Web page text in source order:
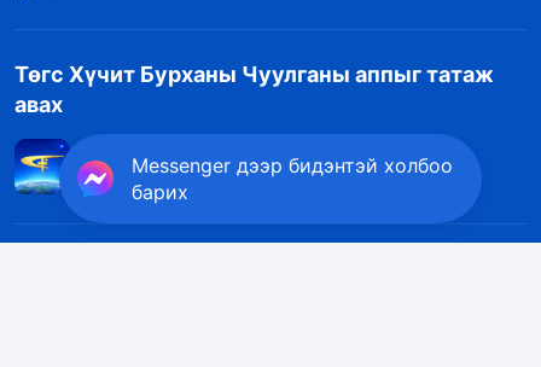
Төгс Хүчит Бурханы Чуулганы аппыг татаж
авах
Messenger дээр бидэнтэй холбоо
барих